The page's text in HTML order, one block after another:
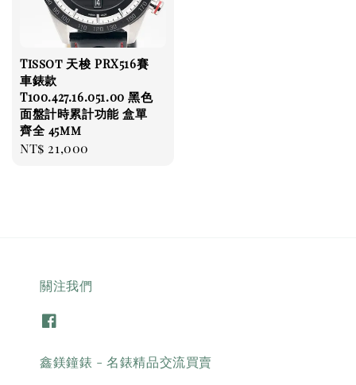
Tissot 天梭 PRX516賽
車錶款
T100.427.16.051.00 黑色
面盤計時累計功能 盒單
齊全 45mm
Regular
NT$ 21,000
關注我們
鑫鎂鐘錶 - 名錶精品交流買賣